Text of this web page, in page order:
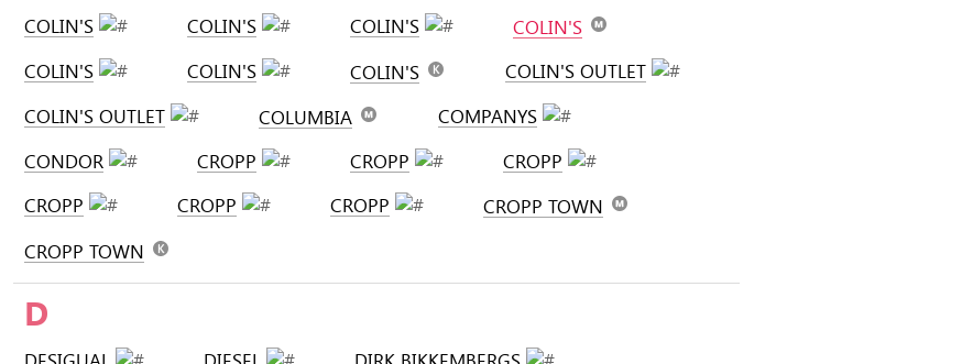
COLIN'S
COLIN'S COLIN'S
COLIN'S
COLIN'S
COLIN'S COLIN'S
COLIN'S OUTLET
COLIN'S OUTLET
COLUMBIA
COMPANYS
CONDOR
CROPP CROPP
CROPP
CROPP
CROPP CROPP
CROPP TOWN
CROPP TOWN
D